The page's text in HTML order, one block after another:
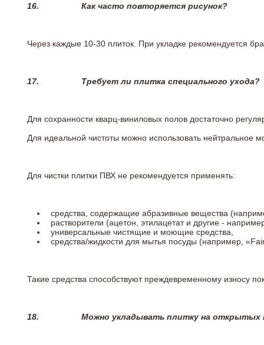
16. Как часто повторяется рисунок?
Через каждые 10-30 плиток. При укладке рекомендуется
17. Требует ли плитка специального ухода?
Для сохранности кварц-виниловых полов достаточно
Для идеальной чистоты можно использовать
Для чистки плитки ПВХ не рекомендуется применять:
средства, содержащие абразивные вещества
растворители (ацетон, этилацетат и другие -
универсальные чистящие и моющие средства,
средства/жидкости для мытья посуды (например,
Такие средства способствуют преждевременному износу
18. Можно укладывать плитку на открытых